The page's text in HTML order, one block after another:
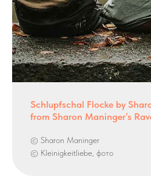
Schlupfschal Flocke by
from Sharon Maninger’s
© Sharon Maninger
© Kleinigkeitliebe, фото